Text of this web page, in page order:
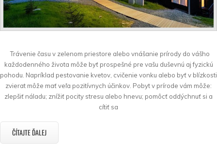
Trávenie času v zelenom priestore alebo vnášanie prírody do vášho
každodenného života môže byť prospešné pre vašu duševnú aj fyzickú
pohodu. Napríklad pestovanie kvetov, cvičenie vonku alebo byť v blízkosti
zvierat môže mať veľa pozitívnych účinkov. Pobyt v prírode vám môže:
zlepšiť náladu; znížiť pocity stresu alebo hnevu; pomôcť oddýchnuť si a
cítiť sa
ČÍTAJTE ĎALEJ